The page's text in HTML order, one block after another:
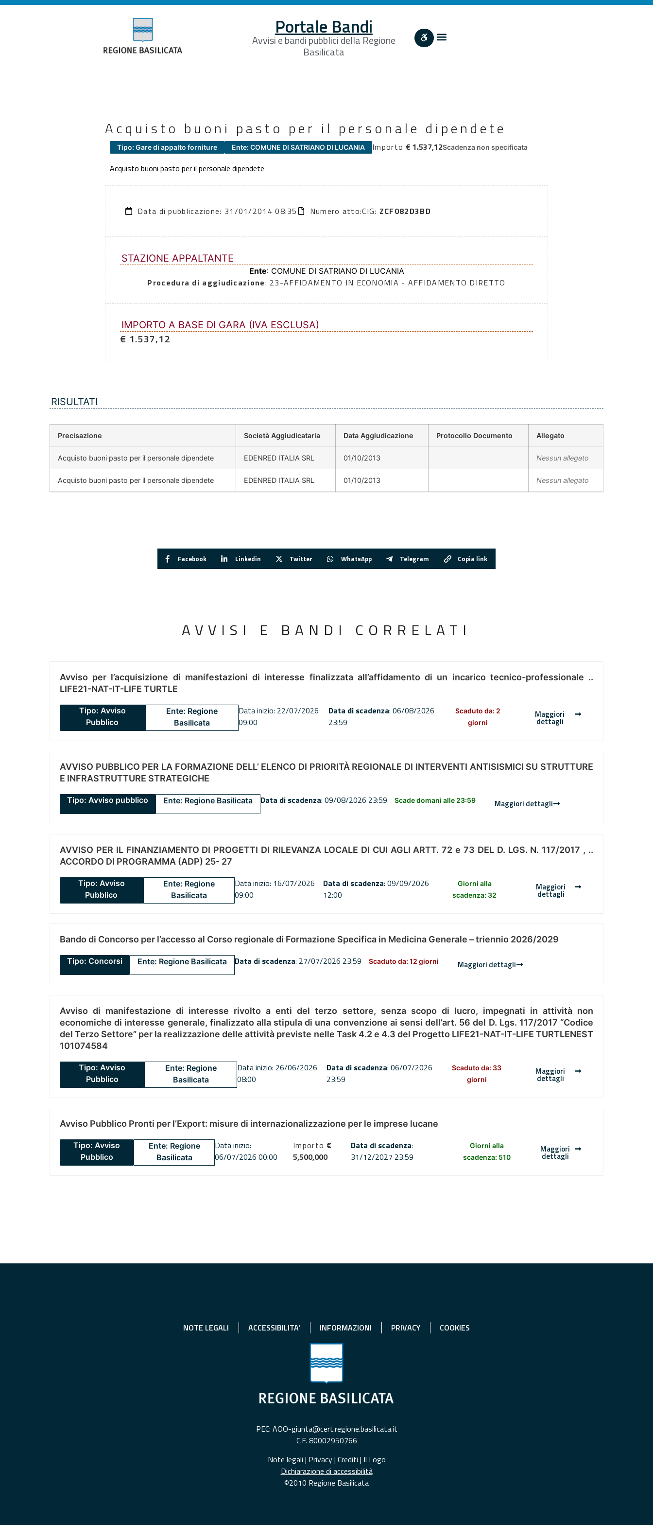
Portale Bandi
Avvisi e bandi pubblici della Regione
Basilicata
Acquisto buoni pasto per il personale dipendete
Tipo: Gare di appalto forniture Ente: COMUNE DI SATRIANO DI LUCANIA Importo € 1.537,12Scadenza non specificata
Acquisto buoni pasto per il personale dipendete
Data di pubblicazione: 31/01/2014 08:35 Numero atto:CIG: ZCF082D3BD
STAZIONE APPALTANTE
Ente: COMUNE DI SATRIANO DI LUCANIA
Procedura di aggiudicazione: 23-AFFIDAMENTO IN ECONOMIA - AFFIDAMENTO DIRETTO
IMPORTO A BASE DI GARA (IVA ESCLUSA)
€ 1.537,12
RISULTATI
Precisazione Società Aggiudicataria Data Aggiudicazione Protocollo Documento Allegato
Acquisto buoni pasto per il personale dipendete EDENRED ITALIA SRL 01/10/2013 Nessun allegato
Acquisto buoni pasto per il personale dipendete EDENRED ITALIA SRL 01/10/2013 Nessun allegato
Facebook Linkedin Twitter WhatsApp Telegram Copia link
AVVISI E BANDI CORRELATI
Avviso per l’acquisizione di manifestazioni di interesse finalizzata all’affidamento di un incarico tecnico-professionale ..
LIFE21-NAT-IT-LIFE TURTLE
Tipo: Avviso
Pubblico
Ente: Regione
Basilicata
Data inizio: 22/07/2026
09:00
Data di scadenza: 06/08/2026
23:59
Scaduto da: 2
giorni
Maggiori
dettagli
AVVISO PUBBLICO PER LA FORMAZIONE DELL’ ELENCO DI PRIORITÀ REGIONALE DI INTERVENTI ANTISISMICI SU STRUTTURE
E INFRASTRUTTURE STRATEGICHE
Tipo: Avviso pubblico Ente: Regione Basilicata Data di scadenza: 09/08/2026 23:59 Scade domani alle 23:59 Maggiori dettagli
AVVISO PER IL FINANZIAMENTO DI PROGETTI DI RILEVANZA LOCALE DI CUI AGLI ARTT. 72 e 73 DEL D. LGS. N. 117/2017 , ..
ACCORDO DI PROGRAMMA (ADP) 25- 27
Tipo: Avviso
Pubblico
Ente: Regione
Basilicata
Data inizio: 16/07/2026
09:00
Data di scadenza: 09/09/2026
12:00
Giorni alla
scadenza: 32
Maggiori
dettagli
Bando di Concorso per l’accesso al Corso regionale di Formazione Specifica in Medicina Generale – triennio 2026/2029
Tipo: Concorsi Ente: Regione Basilicata Data di scadenza: 27/07/2026 23:59 Scaduto da: 12 giorni Maggiori dettagli
Avviso di manifestazione di interesse rivolto a enti del terzo settore, senza scopo di lucro, impegnati in attività non
economiche di interesse generale, finalizzato alla stipula di una convenzione ai sensi dell’art. 56 del D. Lgs. 117/2017 “Codice
del Terzo Settore” per la realizzazione delle attività previste nelle Task 4.2 e 4.3 del Progetto LIFE21-NAT-IT-LIFE TURTLENEST
101074584
Tipo: Avviso
Pubblico
Ente: Regione
Basilicata
Data inizio: 26/06/2026
08:00
Data di scadenza: 06/07/2026
23:59
Scaduto da: 33
giorni
Maggiori
dettagli
Avviso Pubblico Pronti per l’Export: misure di internazionalizzazione per le imprese lucane
Tipo: Avviso
Pubblico
Ente: Regione
Basilicata
Data inizio:
06/07/2026 00:00
Importo €
5,500,000
Data di scadenza:
31/12/2027 23:59
Giorni alla
scadenza: 510
Maggiori
dettagli
NOTE LEGALI ACCESSIBILITA' INFORMAZIONI PRIVACY COOKIES
PEC: AOO-giunta@cert.regione.basilicata.it
C.F. 80002950766
Note legali | Privacy| Crediti | Il Logo
Dichiarazione di accessibilità
©2010 Regione Basilicata